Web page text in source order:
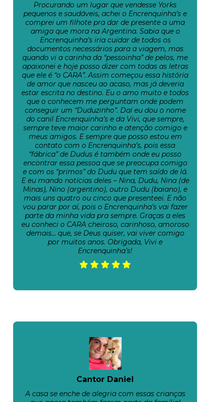
Procurando um lugar que vendesse Yorks
pequenos e saudáveis, achei o Encrenquinha’s e
comprei um filhote pra dar de presente a uma
amiga que mora na Argentina. Sabia que o
Encrenquinha’s iria cuidar de todos os
documentos necessários para a viagem, mas
quando vi a carinha da “pessoinha” de pelos, me
apaixonei e hoje posso dizer com todas as letras
que ele é “o CARA”. Assim começou essa história
de amor que nasceu ao acaso, mas já deveria
estar escrita no destino. Eu o amo muito e todos
que o conhecem me perguntam onde podem
conseguir um “Duduzinho”. Daí eu dou o nome
do canil Encrenquinha’s e da Vivi, que sempre,
sempre teve maior carinho e atenção comigo e
meus amigos. E sempre que posso estou em
contato com o Encrenquinha’s, pois essa
“fábrica” de Dudus é também onde eu posso
encontrar essa pessoa que se preocupa comigo
e com os “primos” do Dudu que tem saído de lá.
E eu mando notícias deles – Nina, Dudu, Nina (de
Minas), Nino (argentino), outro Dudu (baiano), e
mais uns quatro ou cinco que presenteei. E não
vou parar por aí, pois o Encrenquinha’s vai fazer
parte da minha vida pra sempre. Graças a eles
eu conheci o CARA cheiroso, carinhoso, amoroso
demais… que, se Deus quiser, vai viver comigo
por muitos anos. Obrigada, Vivi e
Encrenquinha’s!
Cantor Daniel
A casa se enche de alegria com essas crianças